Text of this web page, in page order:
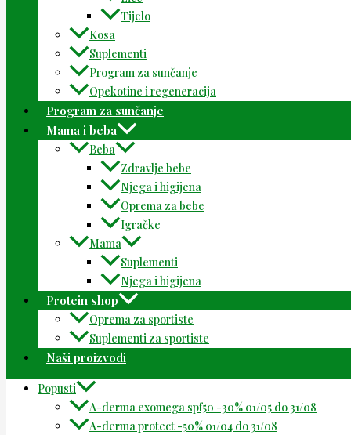
Tijelo
Kosa
Suplementi
Program za sunčanje
Opekotine i regeneracija
Program za sunčanje
Mama i beba
Beba
Zdravlje bebe
Njega i higijena
Oprema za bebe
Igračke
Mama
Suplementi
Njega i higijena
Protein shop
Oprema za sportiste
Suplementi za sportiste
Naši proizvodi
Popusti
A-derma exomega spf50 -30% 01/05 do 31/08
A-derma protect -50% 01/04 do 31/08